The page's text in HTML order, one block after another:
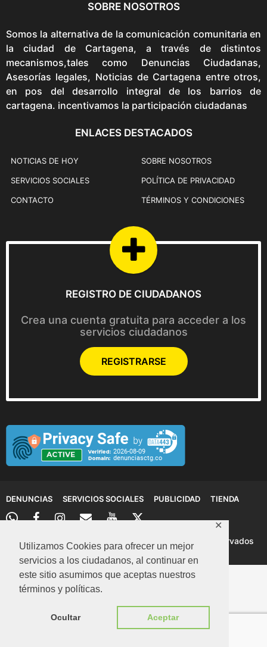
Utilizamos Cookies para ofrecer un mejor
servicios a los ciudadanos, al continuar en
este sitio asumimos que aceptas nuestros
términos y políticas.
Ocultar Aceptar
✕
SOBRE NOSOTROS
Somos la alternativa de la comunicación comunitaria en
la ciudad de Cartagena, a través de distintos
mecanismos,tales como Denuncias Ciudadanas,
Asesorías legales, Noticias de Cartagena entre otros,
en pos del desarrollo integral de los barrios de
cartagena. incentivamos la participación ciudadanas
ENLACES DESTACADOS
NOTICIAS DE HOY
SERVICIOS SOCIALES
CONTACTO
SOBRE NOSOTROS
POLÍTICA DE PRIVACIDAD
TÉRMINOS Y CONDICIONES
REGISTRO DE CIUDADANOS
Crea una cuenta gratuita para acceder a los
servicios ciudadanos
REGISTRARSE
DENUNCIAS SERVICIOS SOCIALES PUBLICIDAD TIENDA
© 2026 Denuncias Cartagena: Todos los derechos reservados